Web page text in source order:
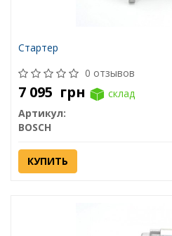
Стартер
0 отзывов
7 095 грн
склад
Артикул:
BOSCH
КУПИТЬ